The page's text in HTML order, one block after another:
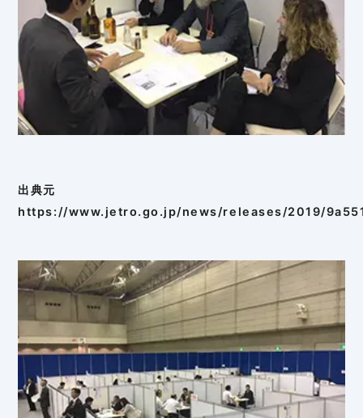
出典元
https://www.jetro.go.jp/news/releases/2019/